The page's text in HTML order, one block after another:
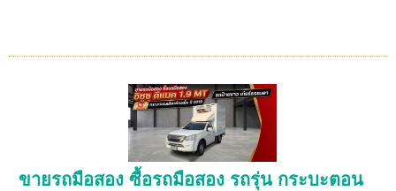
ขายรถมือสอง ซื้อรถมือสอง รถรุ่น กระบะตอน